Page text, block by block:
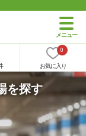
0
お気に入り
を探す